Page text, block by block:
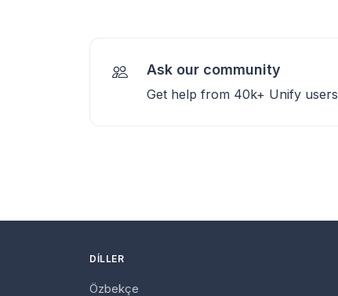
Ask our community
Get help from 40k+ Unify users
DILLER
Özbekçe